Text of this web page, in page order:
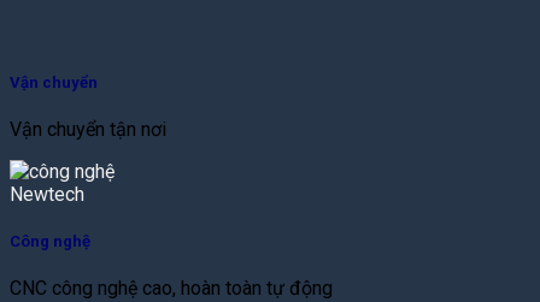
Vận chuyển
Vận chuyển tận nơi
Công nghệ
CNC công nghệ cao, hoàn toàn tự động